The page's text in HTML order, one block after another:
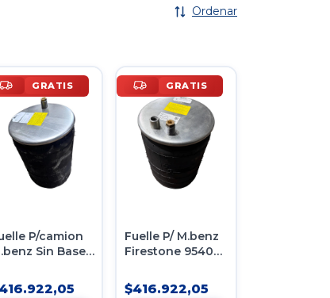
Ordenar
GRATIS
P/camion
Sin Base
sensor
GRATIS
Fuelle P/ M.benz
Firestone 954098
C/sensor
$416.922,05